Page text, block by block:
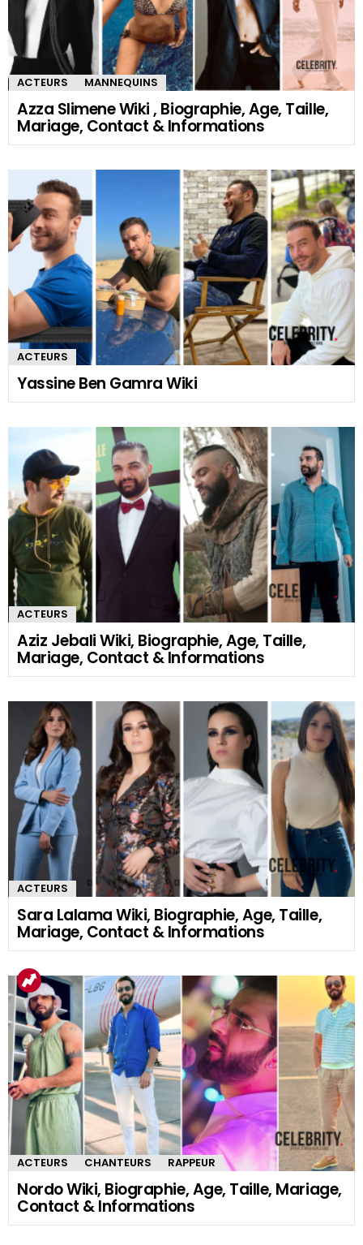
ACTEURS MANNEQUINS
Azza Slimene Wiki , Biographie, Age, Taille,
Mariage, Contact & Informations
ACTEURS
Yassine Ben Gamra Wiki
ACTEURS
Aziz Jebali Wiki, Biographie, Age, Taille,
Mariage, Contact & Informations
ACTEURS
Sara Lalama Wiki, Biographie, Age, Taille,
Mariage, Contact & Informations
ACTEURS CHANTEURS RAPPEUR
Nordo Wiki, Biographie, Age, Taille, Mariage,
Contact & Informations